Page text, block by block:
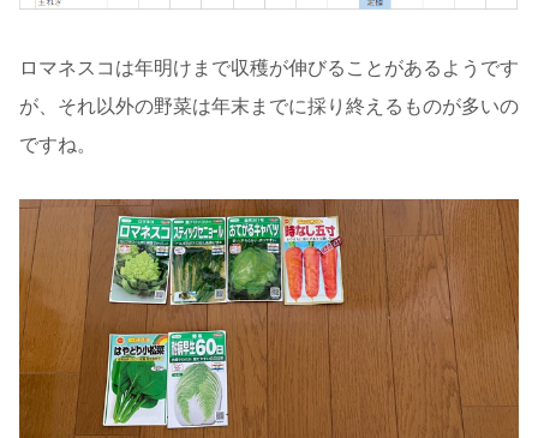
ロマネスコは年明けまで収穫が伸びることがあるようです
が、それ以外の野菜は年末までに採り終えるものが多いの
ですね。